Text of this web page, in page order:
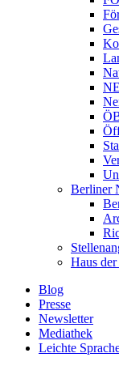
Berliner
Haus
Blog
Presse
Newsletter
Mediathek
Leichte